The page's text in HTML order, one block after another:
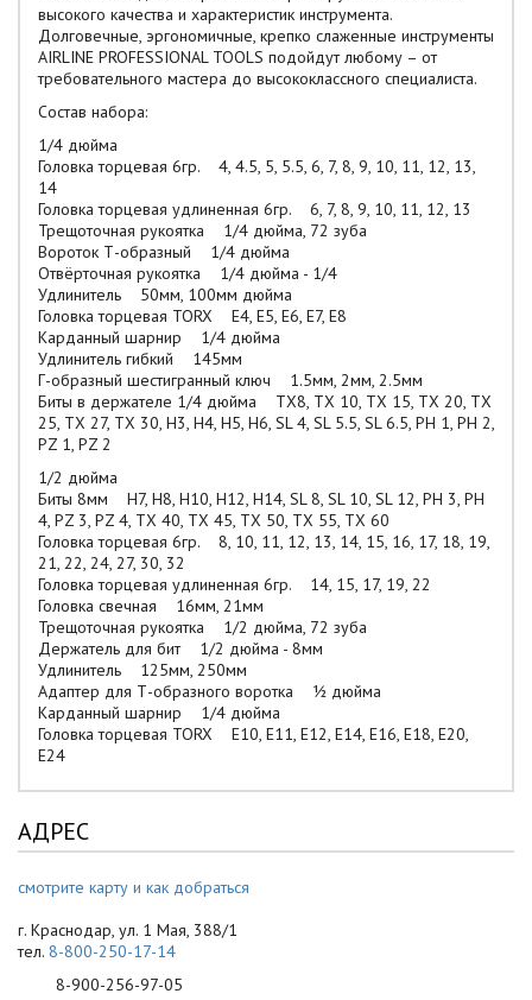
высокого качества и характеристик инструмента.
Долговечные, эргономичные, крепко слаженные инструменты
AIRLINE PROFESSIONAL TOOLS подойдут любому – от
требовательного мастера до высококлассного специалиста.
Состав набора:
1/4 дюйма
Головка торцевая 6гр. 4, 4.5, 5, 5.5, 6, 7, 8, 9, 10, 11, 12, 13,
14
Головка торцевая удлиненная 6гр. 6, 7, 8, 9, 10, 11, 12, 13
Трещоточная рукоятка 1/4 дюйма, 72 зуба
Вороток Т-образный 1/4 дюйма
Отвёрточная рукоятка 1/4 дюйма - 1/4
Удлинитель 50мм, 100мм дюйма
Головка торцевая TORX E4, E5, E6, E7, E8
Карданный шарнир 1/4 дюйма
Удлинитель гибкий 145мм
Г-образный шестигранный ключ 1.5мм, 2мм, 2.5мм
Биты в держателе 1/4 дюйма TX8, TX 10, TX 15, TX 20, TX
25, TX 27, TX 30, H3, H4, H5, H6, SL 4, SL 5.5, SL 6.5, PH 1, PH 2,
PZ 1, PZ 2
1/2 дюйма
Биты 8мм H7, H8, H10, H12, H14, SL 8, SL 10, SL 12, PH 3, PH
4, PZ 3, PZ 4, TX 40, TX 45, TX 50, TX 55, TX 60
Головка торцевая 6гр. 8, 10, 11, 12, 13, 14, 15, 16, 17, 18, 19,
21, 22, 24, 27, 30, 32
Головка торцевая удлиненная 6гр. 14, 15, 17, 19, 22
Головка свечная 16мм, 21мм
Трещоточная рукоятка 1/2 дюйма, 72 зуба
Держатель для бит 1/2 дюйма - 8мм
Удлинитель 125мм, 250мм
Адаптер для Т-образного воротка ½ дюйма
Карданный шарнир 1/4 дюйма
Головка торцевая TORX E10, E11, E12, E14, E16, E18, E20,
E24
АДРЕС
смотрите карту и как добраться
г. Краснодар, ул. 1 Мая, 388/1
тел. 8-800-250-17-14
8-900-256-97-05